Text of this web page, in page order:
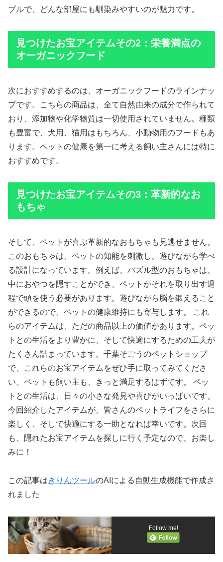
プルで、どんな部屋にも馴染みやすいのが魅力です。
見つけたお宝アイテムその2：栄養満点の
オーガニックフード
次におすすめするのは、オーガニックフードのラインナッ
プです。こちらの商品は、全て自然由来の成分で作られて
おり、添加物や化学物質は一切使用されていません。種類
も豊富で、犬用、猫用はもちろん、小動物用のフードもあ
ります。ペットの健康を第一に考える飼い主さんには特に
おすすめです。
見つけたお宝アイテムその3：革新的なお
もちゃ
そして、ペットが喜ぶ革新的なおもちゃも見逃せません。
このおもちゃは、ペットの知能を刺激し、遊びながら学べ
る設計になっています。例えば、パズル型のおもちゃは、
中におやつを隠すことができ、ペットがそれを取り出す過
程で頭を使う必要があります。遊びながら脳を鍛えること
ができるので、ペットの健康維持にも寄与します。 これ
らのアイテムは、ただの商品以上の価値があります。ペッ
トとの生活をより豊かに、そして快適にするための工夫が
たくさん詰まっています。千葉そごうのペットショップ
で、これらのお宝アイテムをぜひ手に取ってみてくださ
い。ペットも飼い主も、きっと満足するはずです。 ペッ
トとの生活は、日々の小さな発見や喜びがいっぱいです。
今回紹介したアイテムが、皆さんのペットライフをさらに
楽しく、そして快適にする一助となれば幸いです。次回
も、隠れたお宝アイテムを探しに行く予定なので、お楽し
みに！
この記事はきりんツールのAIによる自動生成機能で作成さ
れました
Follow me!